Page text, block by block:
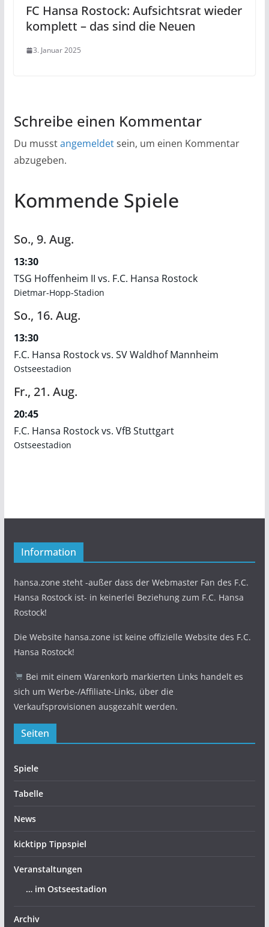
FC Hansa Rostock: Aufsichtsrat wieder
komplett – das sind die Neuen
3. Januar 2025
Schreibe einen Kommentar
Du musstangemeldetsein, um einen Kommentar
abzugeben.
Kommende Spiele
So., 9. Aug.
13:30
TSG Hoffenheim II vs. F.C. Hansa Rostock
Dietmar-Hopp-Stadion
So., 16. Aug.
13:30
F.C. Hansa Rostock vs. SV Waldhof Mannheim
Ostseestadion
Fr., 21. Aug.
20:45
F.C. Hansa Rostock vs. VfB Stuttgart
Ostseestadion
Information
hansa.zone steht -außer dass der Webmaster Fan des F.C.
Hansa Rostock ist- in keinerlei Beziehung zum F.C. Hansa
Rostock!
Die Website hansa.zone ist keine offizielle Website des F.C.
Hansa Rostock!
Bei mit einem Warenkorb markierten Links handelt es
sich um Werbe-/Affiliate-Links, über die
Verkaufsprovisionen ausgezahlt werden.
Seiten
Spiele
Tabelle
News
kicktipp Tippspiel
Veranstaltungen
… im Ostseestadion
Archiv